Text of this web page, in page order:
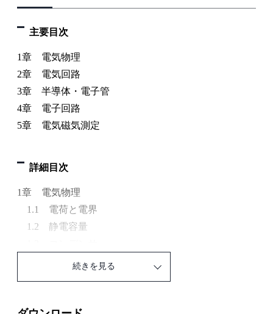
主要目次
1章 電気物理
2章 電気回路
3章 半導体・電子管
4章 電子回路
5章 電気磁気測定
詳細目次
1章 電気物理
1.1 電荷と電界
1.2 静電容量
1.4 電流の磁気作用
1.7 インダクタンス
続きを見る